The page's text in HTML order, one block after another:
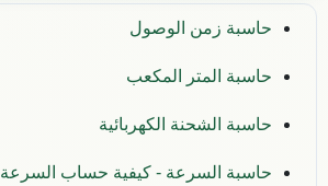
حاسبة زمن الوصول
حاسبة المتر المكعب
حاسبة الشحنة الكهربائية
حاسبة السرعة - كيفية حساب السرعة